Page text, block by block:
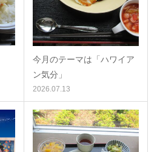
今月のテーマは「ハワイア
ン気分」
2026.07.13